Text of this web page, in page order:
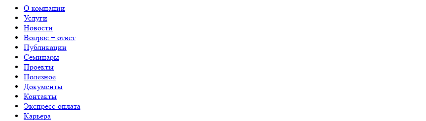
О компании
Услуги
Новости
Вопрос − ответ
Публикации
Семинары
Проекты
Полезное
Документы
Контакты
Экспресс-оплата
Карьера